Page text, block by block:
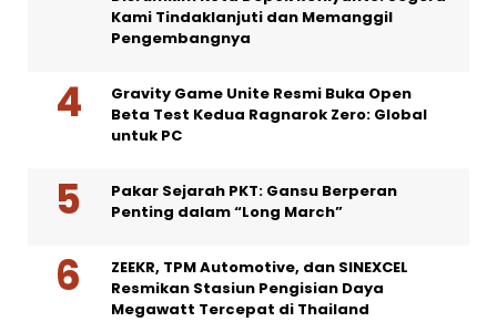
Kami Tindaklanjuti dan Memanggil
Pengembangnya
Gravity Game Unite Resmi Buka Open
Beta Test Kedua Ragnarok Zero: Global
untuk PC
Pakar Sejarah PKT: Gansu Berperan
Penting dalam “Long March”
ZEEKR, TPM Automotive, dan SINEXCEL
Resmikan Stasiun Pengisian Daya
Megawatt Tercepat di Thailand